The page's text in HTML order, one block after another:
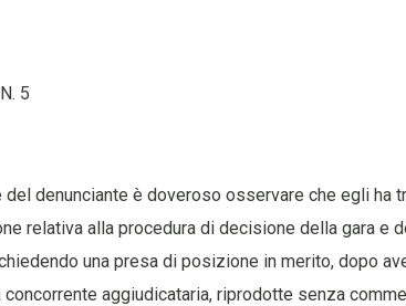
5
del denunciante è doveroso osservare che egli ha
relativa alla procedura di decisione della gara e
una presa di posizione in merito, dopo
aggiudicataria, riprodotte senza